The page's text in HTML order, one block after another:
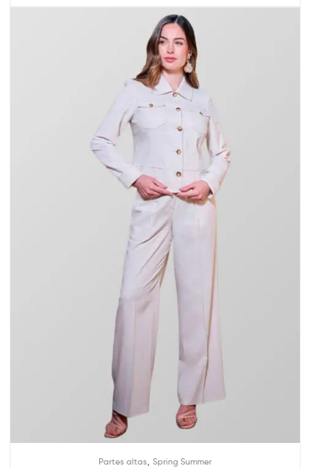
Partes altas Spring Summer